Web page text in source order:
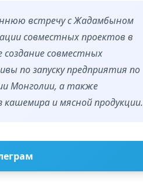
встречу с Жадамбыном
совместных проектов в
совместных
по запуску предприятия по
Монголии, а также
кашемира и мясной продукции.